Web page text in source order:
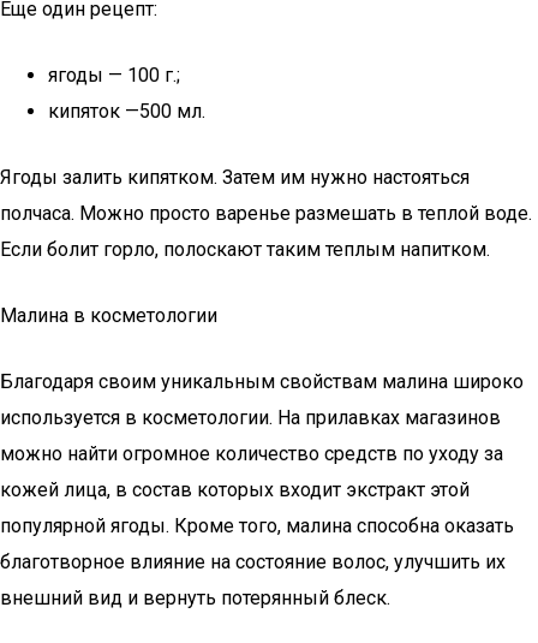
Еще один рецепт:
ягоды — 100 г.;
кипяток —500 мл.
Ягоды залить кипятком. Затем им нужно настояться
полчаса. Можно просто варенье размешать в теплой воде.
Если болит горло, полоскают таким теплым напитком.
Малина в косметологии
Благодаря своим уникальным свойствам малина широко
используется в косметологии. На прилавках магазинов
можно найти огромное количество средств по уходу за
кожей лица, в состав которых входит экстракт этой
популярной ягоды. Кроме того, малина способна оказать
благотворное влияние на состояние волос, улучшить их
внешний вид и вернуть потерянный блеск.